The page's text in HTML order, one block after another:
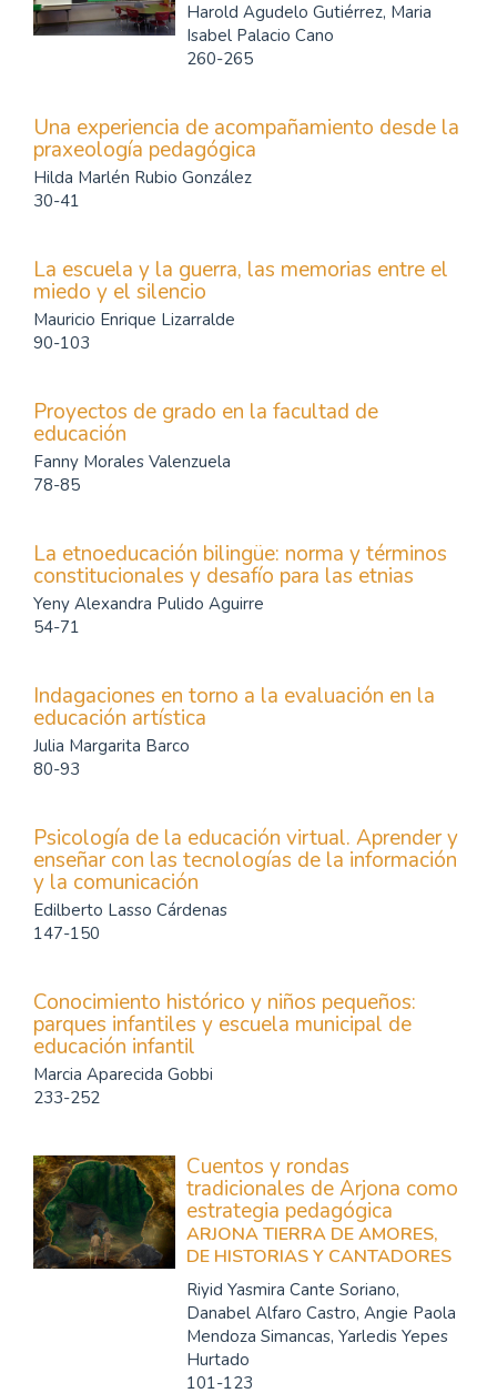
Harold Agudelo Gutiérrez, Maria
Isabel Palacio Cano
260-265
Una experiencia de acompañamiento desde la
praxeología pedagógica
Hilda Marlén Rubio González
30-41
La escuela y la guerra, las memorias entre el
miedo y el silencio
Mauricio Enrique Lizarralde
90-103
Proyectos de grado en la facultad de
educación
Fanny Morales Valenzuela
78-85
La etnoeducación bilingüe: norma y términos
constitucionales y desafío para las etnias
Yeny Alexandra Pulido Aguirre
54-71
Indagaciones en torno a la evaluación en la
educación artística
Julia Margarita Barco
80-93
Psicología de la educación virtual. Aprender y
enseñar con las tecnologías de la información
y la comunicación
Edilberto Lasso Cárdenas
147-150
Conocimiento histórico y niños pequeños:
parques infantiles y escuela municipal de
educación infantil
Marcia Aparecida Gobbi
233-252
Cuentos y rondas
tradicionales de Arjona como
estrategia pedagógica
ARJONA TIERRA DE AMORES,
DE HISTORIAS Y CANTADORES
Riyid Yasmira Cante Soriano,
Danabel Alfaro Castro, Angie Paola
Mendoza Simancas, Yarledis Yepes
Hurtado
101-123